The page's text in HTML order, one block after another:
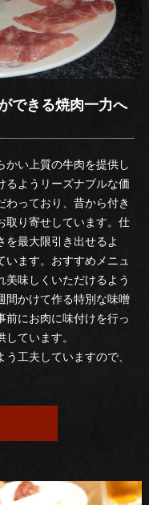
できる焼肉一力へ
かい上質の牛肉を提供し
るようリーズナブルな価
っており、昔から付き
取り寄せしています。仕
を最大限引き出せるよ
ます。おすすめメニュ
味しくいただけるよう
間かけて作る特別な味噌
前にお肉に味付けを行っ
ています。
工夫していますので、